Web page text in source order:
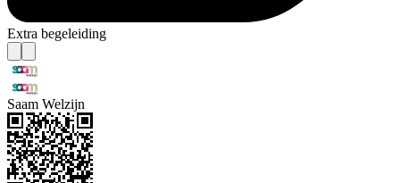
Extra begeleiding
Saam Welzijn